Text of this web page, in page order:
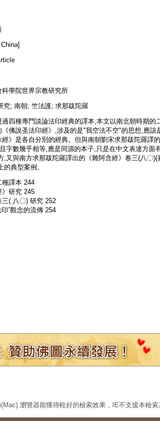
學院世界宗教研究所
究; 南朝; 竺法護; 求那跋陀羅
四種專門談論法印經典的譯本,本文以南北朝時期的
佛說圣法印經》,涉及的是"我空法不空"的思想,應該
》是各自分別的經典。但與南朝劉宋求那跋陀羅譯
字數幾乎相等,應是同源的本子,只是在中文表達方面
,又與南方求那跋陀羅譯出的《雜阿含經》卷三(八〇
典型案例。
譯本 244
研究 245
( 八〇) 研究 252
印”觀念的流傳 254
瀏覽器能獲得較好的檢索效果，IE不支援本檢索